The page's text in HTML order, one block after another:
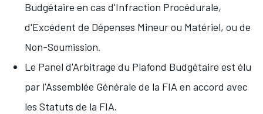
Budgétaire en cas d'Infraction Procédurale,
d'Excédent de Dépenses Mineur ou Matériel, ou de
Non-Soumission.
Le Panel d'Arbitrage du Plafond Budgétaire est élu
par l'Assemblée Générale de la FIA en accord avec
les Statuts de la FIA.